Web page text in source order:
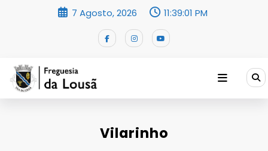
7 Agosto, 2026 11:39:02 PM
Vilarinho